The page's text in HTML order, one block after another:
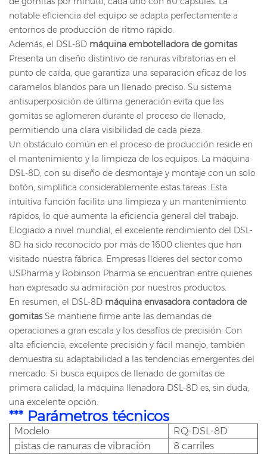
notable eficiencia del equipo se adapta perfectamente a
entornos de producción de ritmo rápido.
Además, el DSL-8D máquina embotelladora de gomitas
Presenta un diseño distintivo de ranuras vibratorias en el
punto de caída, que garantiza una separación eficaz de los
caramelos blandos para un llenado preciso. Su sistema
antisuperposición de última generación evita que las
gomitas se aglomeren durante el proceso de llenado,
permitiendo una clara visibilidad de cada pieza.
Un obstáculo común en el proceso de producción reside en
el mantenimiento y la limpieza de los equipos. La máquina
DSL-8D, con su diseño de desmontaje y montaje con un solo
botón, simplifica considerablemente estas tareas. Esta
intuitiva función facilita una limpieza y un mantenimiento
rápidos, lo que aumenta la eficiencia general del trabajo.
Elogiado a nivel mundial, el excelente rendimiento del DSL-
8D ha sido reconocido por más de 1600 clientes que han
visitado nuestra fábrica. Empresas líderes del sector como
USPharma y Robinson Pharma se encuentran entre quienes
han expresado su admiración por nuestros productos.
En resumen, el DSL-8D máquina envasadora contadora de
gomitasSe mantiene firme ante las demandas de
operaciones a gran escala y los desafíos de precisión. Con
alta eficiencia, excelente precisión y fácil manejo, también
demuestra su adaptabilidad a las tendencias emergentes del
mercado. Si busca equipos de llenado de gomitas de
primera calidad, la máquina llenadora DSL-8D es, sin duda,
una excelente opción.
*** Parámetros técnicos
Modelo
RQ-DSL-8D
pistas de ranuras de vibración
8 carriles